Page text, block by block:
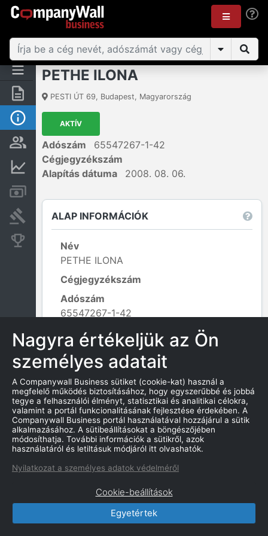
Összegzés
Alap információk
Személyek és tulajdonjog
Pénzügyi információk
Bírósági eljárások
Konkurens cégek
PETHE ILONA
PESTI ÚT 69, Budapest, Magyarország
AKTÍV
Adószám
65547267-1-42
Cégjegyzékszám
Alapítás dátuma
2008. 08. 06.
ALAP INFORMÁCIÓK
Név
PETHE ILONA
Cégjegyzékszám
Adószám
65547267-1-42
Alapítás dátuma
2008. 08. 06.
Tevékenység kódja
862101 - Háziorvosi ellátás;
Leaflet |© OpenStreetMap contributors
KAPCSOLATOK
CompanyWall Business © 2026
Felhasználási feltétek | Adatvédelmi szabályzat
Nagyra értékeljük az Ön
személyes adatait
A Companywall Business sütiket (cookie-kat) használ a
megfelelő működés biztosításához, hogy egyszerűbbé és jobbá
tegye a felhasználói élményt, statisztikai és analitikai célokra,
valamint a portál funkcionalitásának fejlesztése érdekében. A
Companywall Business portál használatával hozzájárul a sütik
alkalmazásához. A sütibeállításokat a böngészőjében
módosíthatja. További információk a sütikről, azok
használatáról és letiltásuk módjáról itt olvashatók.
Nyilatkozat a személyes adatok védelméről
Cookie-beállítások
Egyetértek